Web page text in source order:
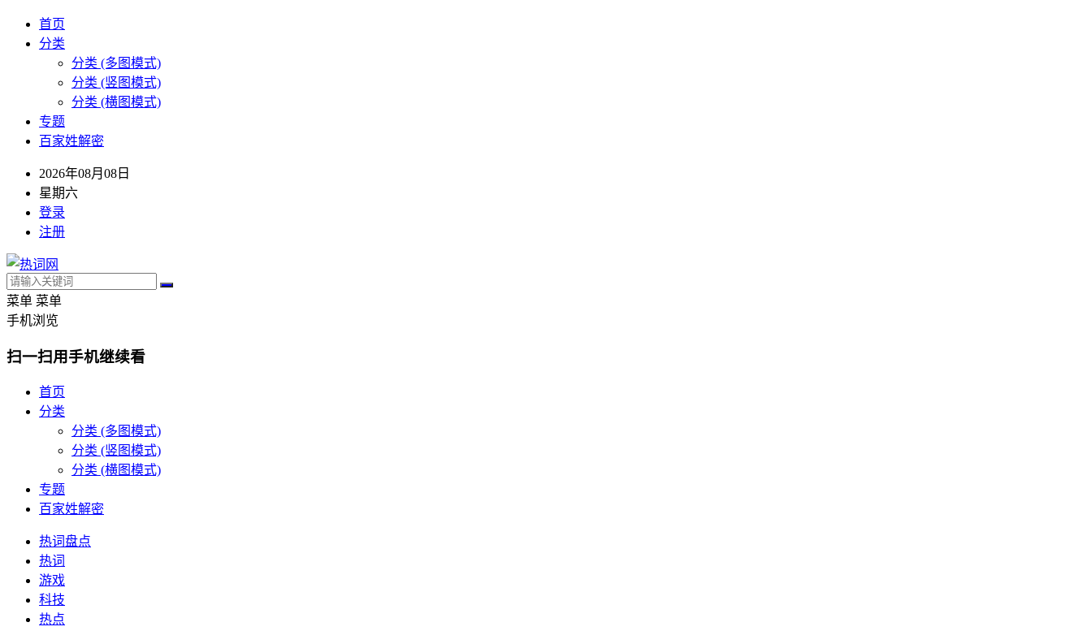
首页
分类
分类 (多图模式)
分类 (竖图模式)
分类 (横图模式)
专题
百家姓解密
2026年08月08日
星期六
登录
注册
菜单 菜单
手机浏览
扫一扫用手机继续看
首页
分类
分类 (多图模式)
分类 (竖图模式)
分类 (横图模式)
专题
百家姓解密
热词盘点
热词
游戏
科技
热点